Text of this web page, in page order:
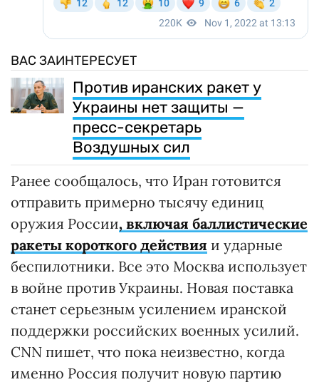
ВАС ЗАИНТЕРЕСУЕТ
Против иранских ракет у
Украины нет защиты —
пресс-секретарь
Воздушных сил
Ранее сообщалось, что Иран готовится
отправить примерно тысячу единиц
оружия России, включая баллистические
ракеты короткого действия и ударные
беспилотники. Все это Москва использует
в войне против Украины. Новая поставка
станет серьезным усилением иранской
поддержки российских военных усилий.
CNN пишет, что пока неизвестно, когда
именно Россия получит новую партию